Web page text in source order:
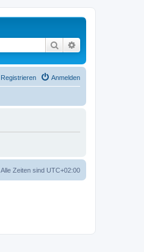
Suche
Anmelden
Registrieren
Alle Zeiten sind UTC+02:00